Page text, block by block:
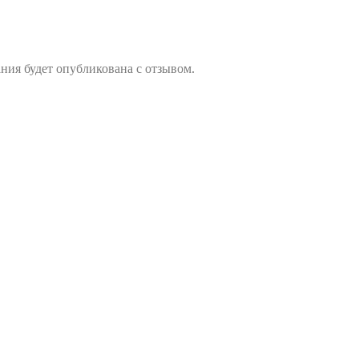
будет опубликована с отзывом.